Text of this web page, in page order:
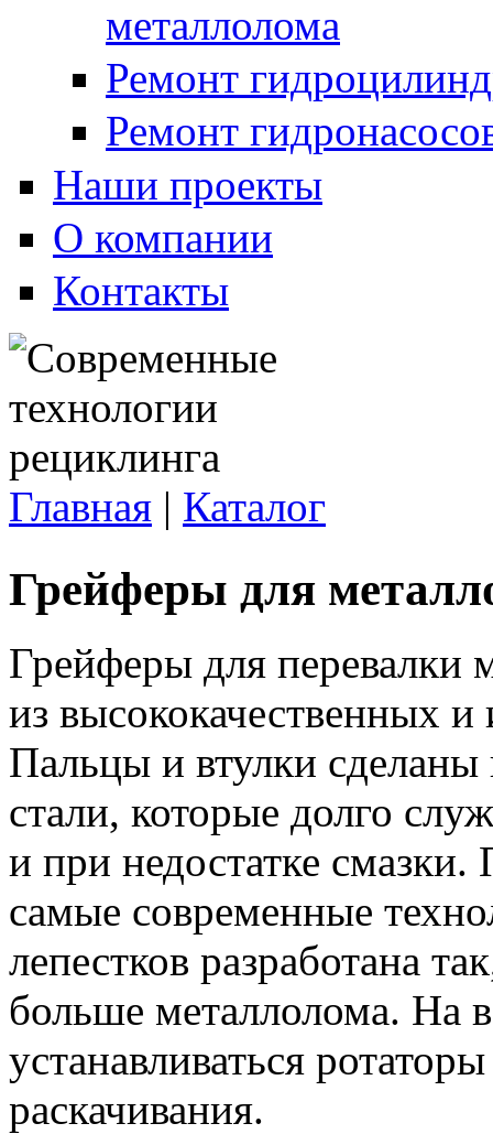
металлолома
Ремонт
Ремонт
Наши проекты
О компании
Контакты
Вы здесь
Главная | Каталог
Грейферы для
Грейферы для перевалки
из высококачественных
Пальцы и втулки сделаны
стали, которые долго
и при недостатке
самые современные
лепестков разработана
больше металлолома. На
устанавливаться
раскачивания.